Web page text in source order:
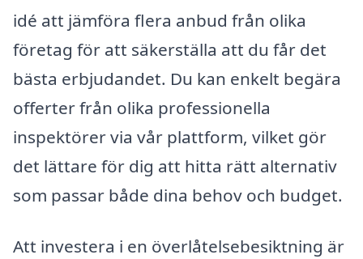
idé att jämföra flera anbud från olika
företag för att säkerställa att du får det
bästa erbjudandet. Du kan enkelt begära
offerter från olika professionella
inspektörer via vår plattform, vilket gör
det lättare för dig att hitta rätt alternativ
som passar både dina behov och budget.
Att investera i en överlåtelsebesiktning är